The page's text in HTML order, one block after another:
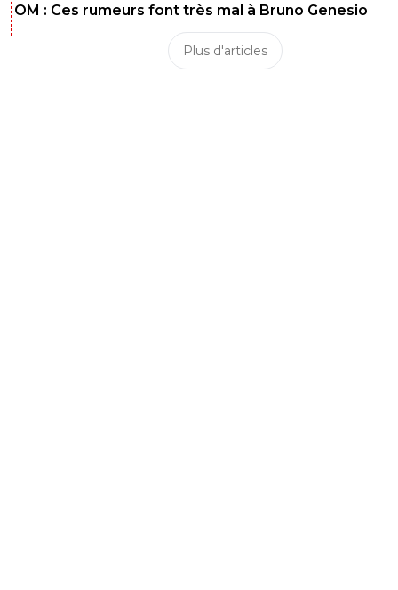
OM : Ces rumeurs font très mal à Bruno Genesio
Plus d'articles